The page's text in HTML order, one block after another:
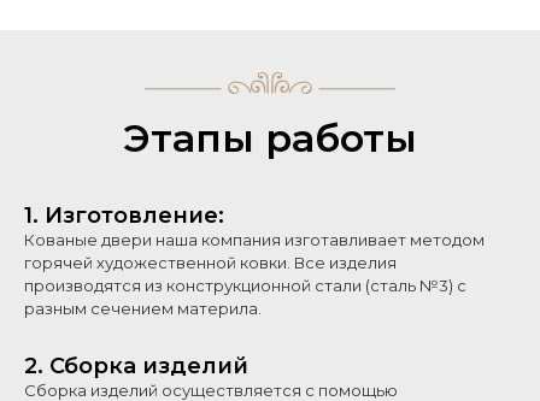
Этапы работы
1. Изготовление:
Кованые двери наша компания изготавливает методом
горячей художественной ковки. Все изделия
производятся из конструкционной стали (сталь №3) с
разным сечением материла.
2. Сборка изделий
Сборка изделий осуществляется с помощью